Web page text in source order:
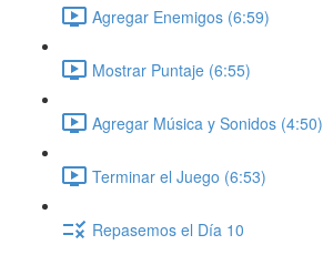
Agregar Enemigos (6:59)
Mostrar Puntaje (6:55)
Agregar Música y Sonidos (4:50)
Terminar el Juego (6:53)
Repasemos el Día 10